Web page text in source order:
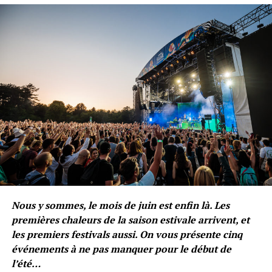
drogue
Mais même sans être directement évoqué on retrouve
totalement le spleen qui a caractérisé l’oeuvre de
Baudelaire dans
, où la noirceur semble être
le fil conducteur.
La solitude estbelle, tel un
cheval au galop un soir de
pleine lune
Oui, j’en suisaccro… un peu
comme à la thune
Nous y sommes, le mois de juin est enfin là. Les
premières chaleurs de la saison estivale arrivent, et
les premiers festivals aussi. On vous présente cinq
événements à ne pas manquer pour le début de
l’été…